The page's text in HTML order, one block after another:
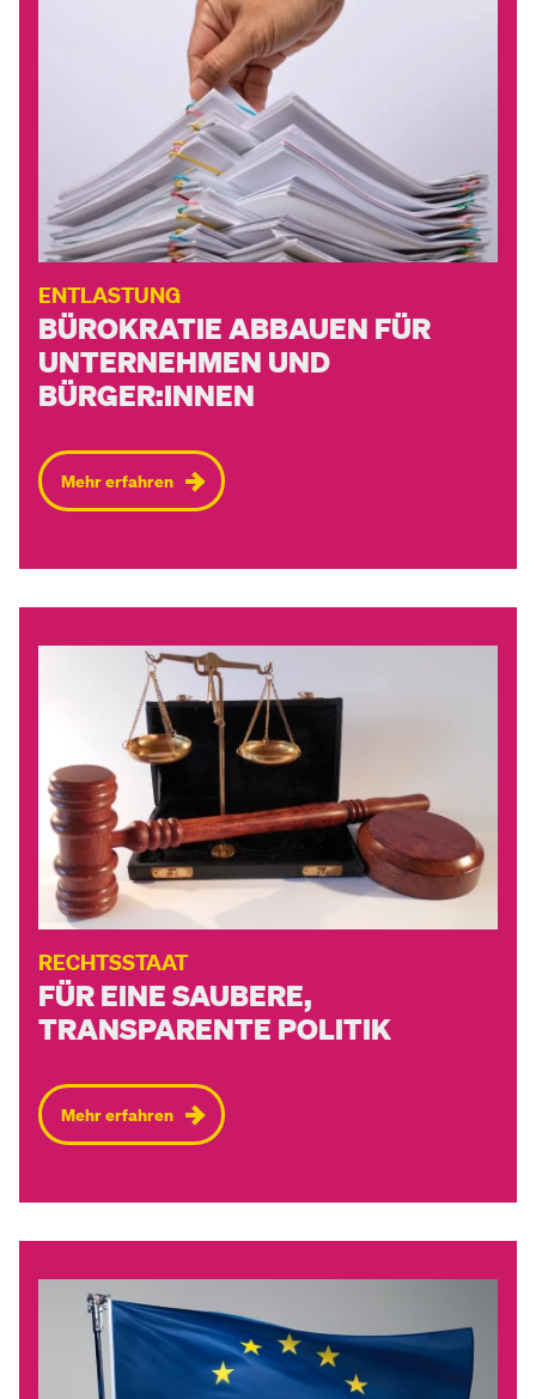
ENTLASTUNG
BÜROKRATIE ABBAUEN FÜR
UNTERNEHMEN UND
BÜRGER:INNEN
Mehr erfahren
RECHTSSTAAT
FÜR EINE SAUBERE,
TRANSPARENTE POLITIK
Mehr erfahren